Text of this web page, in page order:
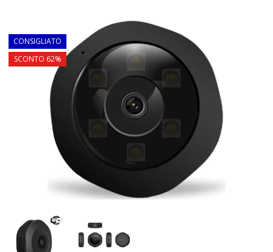
CONSIGLIATO
SCONTO 62%